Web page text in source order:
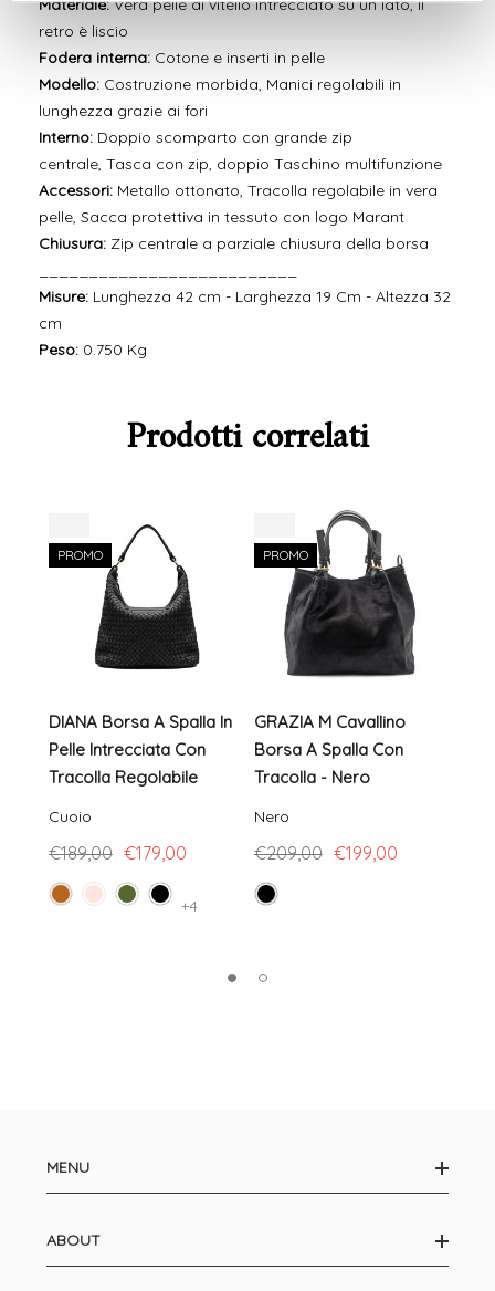
Materiale:Vera pelle di vitello intrecciato su un lato, il
retro è liscio
Fodera interna: Cotone e inserti in pelle
Modello: Costruzione morbida, Manici regolabili in
lunghezza grazie ai fori
Interno: Doppio scomparto con grande zip
centrale, Tasca con zip, doppio Taschino multifunzione
Accessori: Metallo ottonato, Tracolla regolabile in vera
pelle, Sacca protettiva in tessuto con logo Marant
Chiusura: Zip centrale a parziale chiusura della borsa
Misure: Lunghezza 42 cm - Larghezza 19 Cm - Altezza 32
cm
Peso: 0.750 Kg
Prodotti correlati
PROMO
DIANA Borsa A Spalla In
Pelle Intrecciata Con
Tracolla Regolabile
Cuoio
€189,00 €179,00
+4
PROMO
GRAZIA M Cavallino
Borsa A Spalla Con
Tracolla - Nero
Nero
€209,00 €199,00
MENU
ABOUT